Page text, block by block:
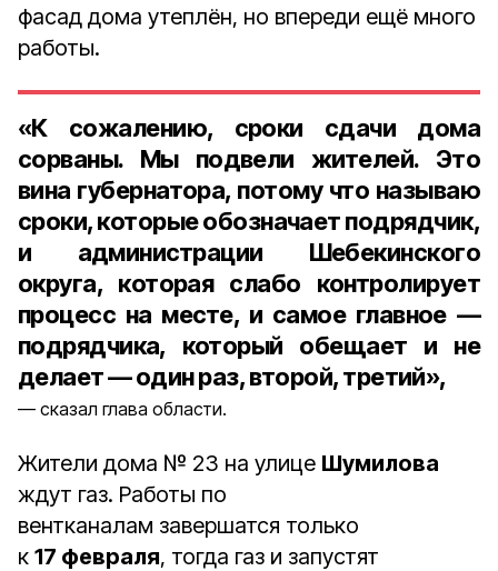
фасад дома утеплён, но впереди ещё много
работы.
«К сожалению, сроки сдачи дома
сорваны. Мы подвели жителей. Это
вина губернатора, потому что называю
сроки, которые обозначает подрядчик,
и администрации Шебекинского
округа, которая слабо контролирует
процесс на месте, и самое главное —
подрядчика, который обещает и не
делает — один раз, второй, третий»,
сказал глава области.
Жители дома № 23 на улице Шумилова
ждут газ. Работы по
вентканалам завершатся только
к 17 февраля, тогда газ и запустят